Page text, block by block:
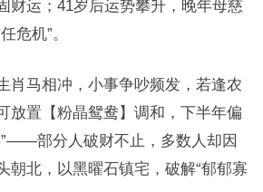
财运；41岁后运势攀升，晚年母慈
危机”。
肖马相冲，小事争吵频发，若逢农
放置【粉晶鸳鸯】调和，下半年偏
”——部分人破财不止，多数人却因
朝北，以黑曜石镇宅，破解“郁郁寡